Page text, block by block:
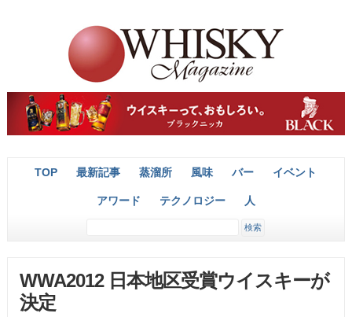
TOP 最新記事 蒸溜所 風味 バー イベント
アワード テクノロジー 人
WWA2012 日本地区受賞ウイスキーが
決定